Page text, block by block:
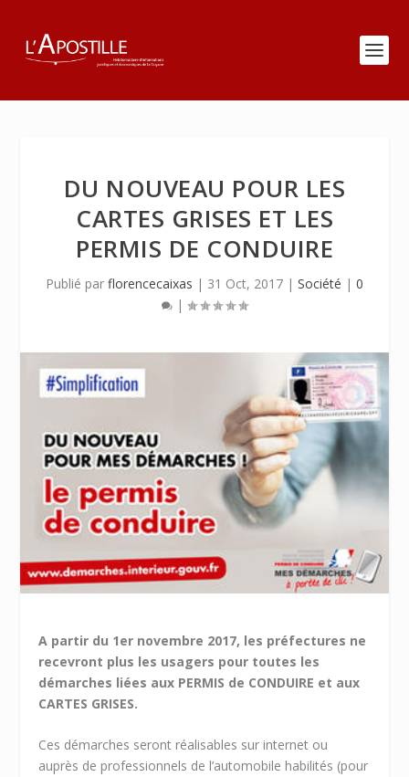
DU NOUVEAU POUR LES
CARTES GRISES ET LES
PERMIS DE CONDUIRE
Publié par florencecaixas | 31 Oct, 2017 | Société | 0
|
A partir du 1er novembre 2017, les préfectures ne
recevront plus les usagers pour toutes les
démarches liées aux PERMIS de CONDUIRE et aux
CARTES GRISES.
Ces démarches seront réalisables sur internet ou
auprès de professionnels de l’automobile habilités (pour